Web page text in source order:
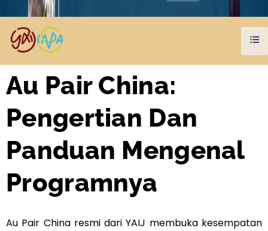
Au Pair China:
Pengertian Dan
Panduan Mengenal
Programnya
Au Pair Chinaresmi dari YAIJ membuka kesempatan